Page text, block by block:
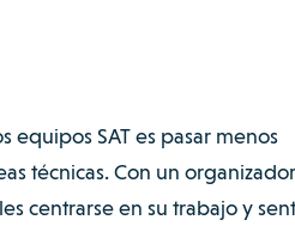
equipos SAT es pasar menos
técnicas. Con un
centrarse en su trabajo y